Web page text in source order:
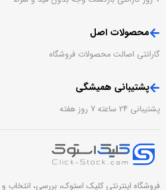
محصولات اصل
گارانتی اصالت محصولات فروشگاه
پشتیبانی همیشگی
پشتیبانی 24 ساعته 7 روز هفته
فروشگاه اینترنتی کلیک استوک، بررسی، انتخاب